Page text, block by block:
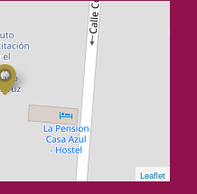
Leaflet